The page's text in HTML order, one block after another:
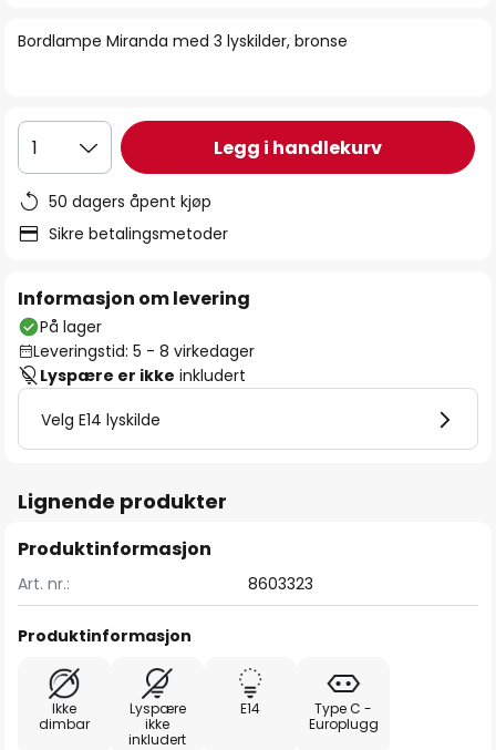
Bordlampe Miranda med 3 lyskilder, bronse
1 Legg i handlekurv
50 dagers åpent kjøp
Sikre betalingsmetoder
Informasjon om levering
På lager
Leveringstid: 5 - 8 virkedager
Lyspære er ikke inkludert
Velg E14 lyskilde
Lignende produkter
Produktinformasjon
Art. nr.: 8603323
Produktinformasjon
Ikke
dimbar
Lyspære
ikke
inkludert
E14
Type C -
Europlugg